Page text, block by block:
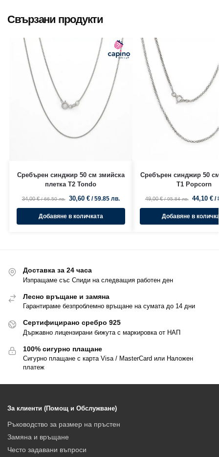
Свързани продукти
Сребърен синджир 50 см змийска
плетка T2 Tondo
34,00€ / 66.50 лв. 30,60 € / 59.85 лв.
Добавяне в количката
Сребърен синджир 50
T1 Popcorn
49,00€ / 95.84 лв. 44,10 € /
Добавяне в
Доставка за 24 часа
Изпращаме със Спиди на следващия работен ден
Лесно връщане и замяна
Гарантираме безпроблемно връщане на сумата до 14 дни
Сертифицирано сребро 925
Държавно лицензирани бижута с маркировка от НАП
100% сигурно плащане
Сигурно плащане с карта Visa / MasterCard или Наложен
платеж
За клиенти (Помощ и Обслужване)
Ръководство за размер на пръстен
Замяна и връщане
Често задавани въпроси